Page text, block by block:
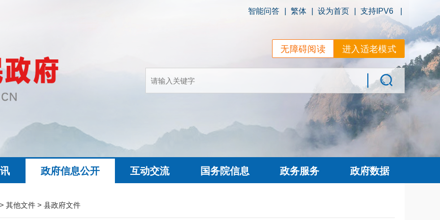
智能问答 繁体 设为首页 支持IPV6
进入适老模式
无障碍阅读
政府信息公开 互动交流 国务院信息 政务服务 政府数据
其他文件 > 县政府文件